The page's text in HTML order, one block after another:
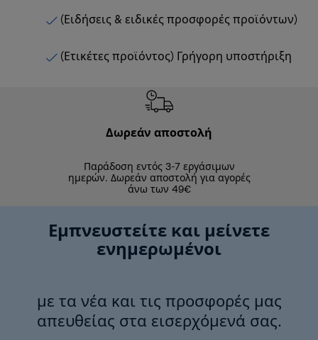
(Ειδήσεις & ειδικές προσφορές προϊόντων)
(Ετικέτες προϊόντος) Γρήγορη υποστήριξη
Δωρεάν αποστολή
Παράδοση εντός 3-7 εργάσιμων
ημερών. Δωρεάν αποστολή για αγορές
άνω των 49€
Εμπνευστείτε και μείνετε
ενημερωμένοι
με τα νέα και τις προσφορές μας
απευθείας στα εισερχόμενά σας.